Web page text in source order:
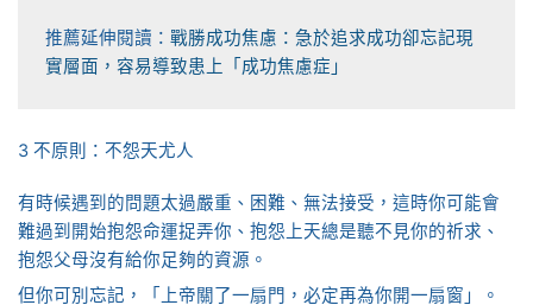
推薦延伸閱讀：戰勝成功焦慮：急於追求成功卻忘記現
實層面，容易導致患上「成功焦慮症」
3 不原則：不怨天尤人
有時候遇到的問題太過嚴重、困難、無法接受，這時你可能會
難過到開始抱怨命運捉弄你、抱怨上天總是聽不見你的祈求、
抱怨父母沒有給你足夠的資源。
但你可別忘記，「上帝關了一扇門，必定再為你開一扇窗」。